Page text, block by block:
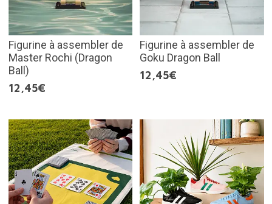
Figurine à assembler de
Master Rochi (Dragon
Ball)
12,45€
Figurine à assembler de
Goku Dragon Ball
12,45€